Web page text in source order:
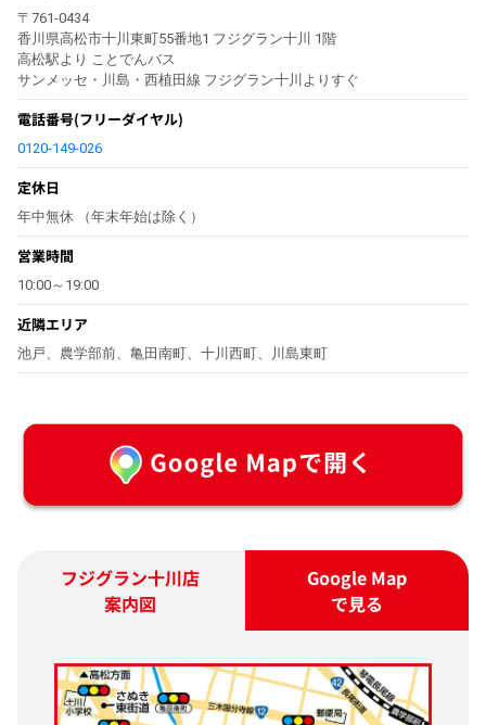
〒761-0434
香川県高松市十川東町55番地1 フジグラン十川 1階
高松駅より ことでんバス
サンメッセ・川島・西植田線 フジグラン十川よりすぐ
電話番号(フリーダイヤル)
0120-149-026
定休日
年中無休 （年末年始は除く）
営業時間
10:00～19:00
近隣エリア
池戸、農学部前、亀田南町、十川西町、川島東町
フジグラン十川店
案内図
Google Map
で見る